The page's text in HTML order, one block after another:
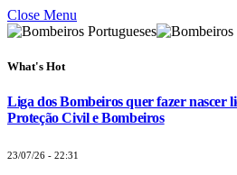
Close Menu
What's Hot
Liga dos Bombeiros quer fazer nascer
Proteção Civil e Bombeiros
23/07/26 - 22:31